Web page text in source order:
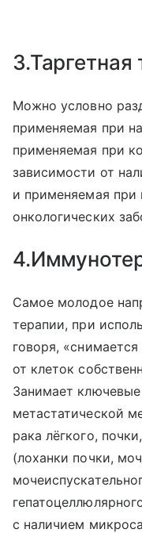
3.Таргетная
Можно условно
применяемая при
применяемая при
зависимости от
и применяемая
онкологических
Самое молодое
терапии, при
говоря,
от клеток
Занимает
метастатической
рака лёгкого,
(лоханки почки,
с наличием